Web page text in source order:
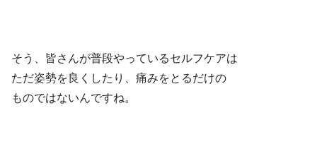
そう、皆さんが普段やっているセルフケアは
ただ姿勢を良くしたり、痛みをとるだけの
ものではないんですね。